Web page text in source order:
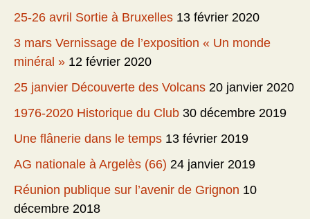
25-26 avril Sortie à Bruxelles 13 février 2020
3 mars Vernissage de l’exposition « Un monde
minéral » 12 février 2020
25 janvier Découverte des Volcans 20 janvier 2020
1976-2020 Historique du Club 30 décembre 2019
Une flânerie dans le temps 13 février 2019
AG nationale à Argelès (66) 24 janvier 2019
Réunion publique sur l’avenir de Grignon 10
décembre 2018